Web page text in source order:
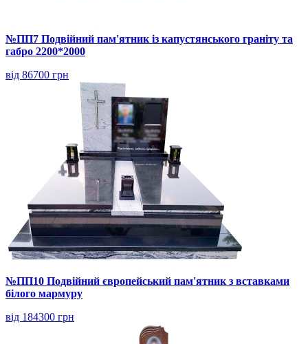
№ПП7 Подвійний пам'ятник із капустянського граніту та
габро 2200*2000
від 86700 грн
№ПП10 Подвійний європейський пам'ятник з вставками
білого мармуру
від 184300 грн